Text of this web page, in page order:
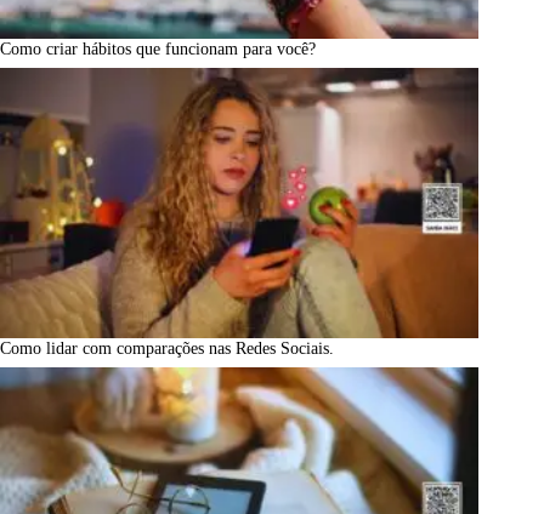
Como criar hábitos que funcionam para você?
Como lidar com comparações nas Redes Sociais.